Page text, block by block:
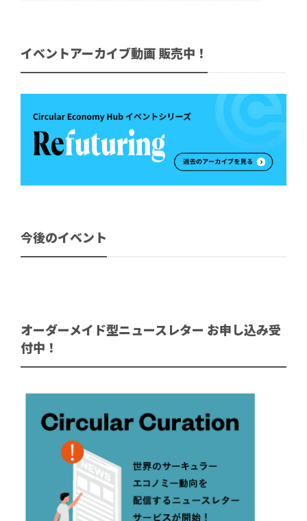
イベントアーカイブ動画 販売中！
今後のイベント
オーダーメイド型ニュースレター お申し込み受
付中！